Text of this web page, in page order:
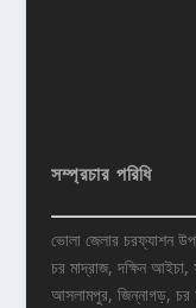
সম্প্রচার পরিধি
ভোলা জেলার চরফ্যাশন
চর মাদ্রাজ, দক্ষিন
আসলামপুর, জিন্নাগড়, চর